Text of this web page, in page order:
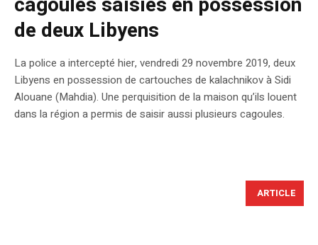
de deux Libyens
La police a intercepté hier, vendredi 29 novembre 2019, deux
Libyens en possession de cartouches de kalachnikov à Sidi
Alouane (Mahdia). Une perquisition de la maison qu’ils louent
dans la région a permis de saisir aussi plusieurs cagoules.
ARTICLE